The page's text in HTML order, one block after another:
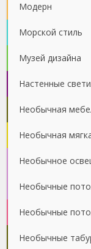
Модерн
Морской стиль
Музей дизайна
Настенные
Необычная
Необычная
Необычное
Необычные
Необычные
Необычные